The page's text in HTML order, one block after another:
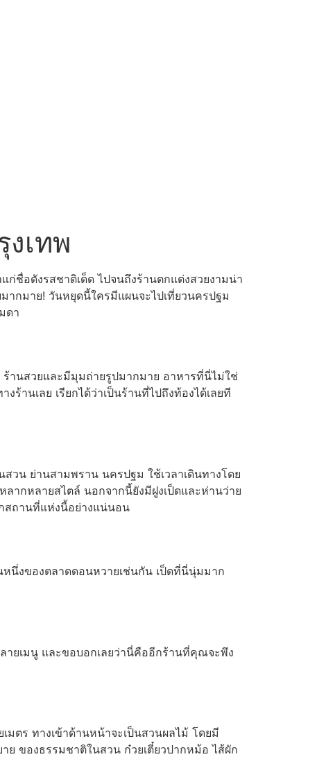
เทพ
ชื่อดังรสชาติเด็ด ไปจนถึงร้านตกแต่งสวยงามน่า
ากมาย! วันหยุดนี้ใครมีแผนจะไปเที่ยวนครปฐม
ดา
านสวยและมีมุมถ่ายรูปมากมาย อาหารที่นี่ไม่ใช่
านเลย เรียกได้ว่าเป็นร้านที่ไปถึงท้องได้เลยที
วน ย่านสามพราน นครปฐม ใช้เวลาเดินทางโดย
ากหลายสไตล์ นอกจากนี้ยังมีฝูงเป็ดและห่านว่าย
สถานที่แห่งนี้อย่างแน่นอน
นึ่งของตลาดดอนหวายเช่นกัน เป็ดที่นี่นุ่มมาก
ยเมนู และขอบอกเลยว่านี่คืออีกร้านที่คุณจะพึง
ตร ทางเข้าด้านหน้าจะเป็นสวนผลไม้ โดยมี
ย ของธรรมชาติในสวน ก๋วยเตี๋ยวปากหม้อ ไส้ผัก